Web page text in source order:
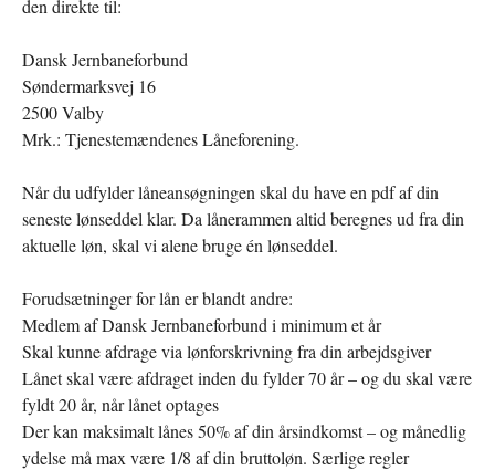
den direkte til:
Dansk Jernbaneforbund
Søndermarksvej 16
2500 Valby
Mrk.: Tjenestemændenes Låneforening.
Når du udfylder låneansøgningen skal du have en pdf af din
seneste lønseddel klar. Da lånerammen altid beregnes ud fra din
aktuelle løn, skal vi alene bruge én lønseddel.
Forudsætninger for lån er blandt andre:
Medlem af Dansk Jernbaneforbund i minimum et år
Skal kunne afdrage via lønforskrivning fra din arbejdsgiver
Lånet skal være afdraget inden du fylder 70 år – og du skal være
fyldt 20 år, når lånet optages
Der kan maksimalt lånes 50% af din årsindkomst – og månedlig
ydelse må max være 1/8 af din bruttoløn. Særlige regler